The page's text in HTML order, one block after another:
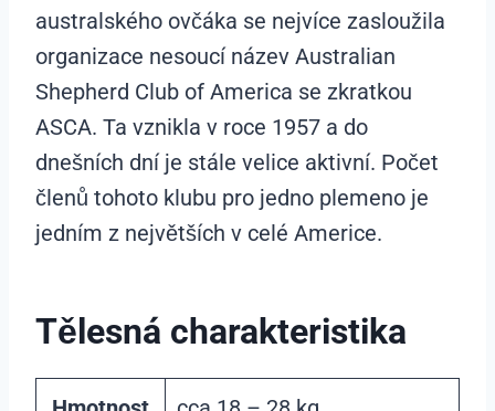
australského ovčáka se nejvíce zasloužila
organizace nesoucí název Australian
Shepherd Club of America se zkratkou
ASCA. Ta vznikla v roce 1957 a do
dnešních dní je stále velice aktivní. Počet
členů tohoto klubu pro jedno plemeno je
jedním z největších v celé Americe.
Tělesná charakteristika